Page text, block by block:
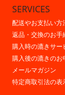
SERVICES
配送やお支払い方
返品・交換のお手
購入時の漉きサー
購入後の漉きのお
メールマガジン
特定商取引法の表